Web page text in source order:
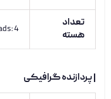
تعداد
هسته
4
| پردازنده گرافیکی